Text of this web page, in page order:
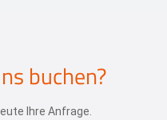
buchen?
Ihre Anfrage.